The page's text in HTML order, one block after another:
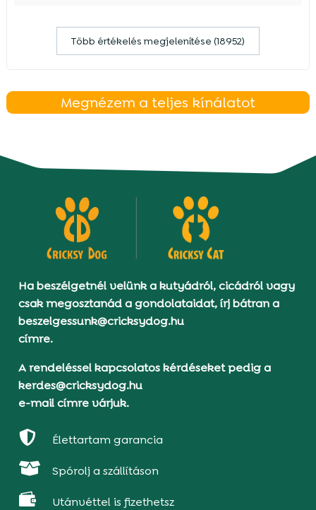
Több értékelés megjelenítése (18952)
Megnézem a teljes kínálatot
Ha beszélgetnél velünk a kutyádról, cicádról vagy
csak megosztanád a gondolataidat, írj bátran a
beszelgessunk@cricksydog.hu
címre.
A rendeléssel kapcsolatos kérdéseket pedig a
kerdes@cricksydog.hu
e-mail címre várjuk.
 Élettartam garancia
 Spórolj a szállításon
 Utánvéttel is fizethetsz